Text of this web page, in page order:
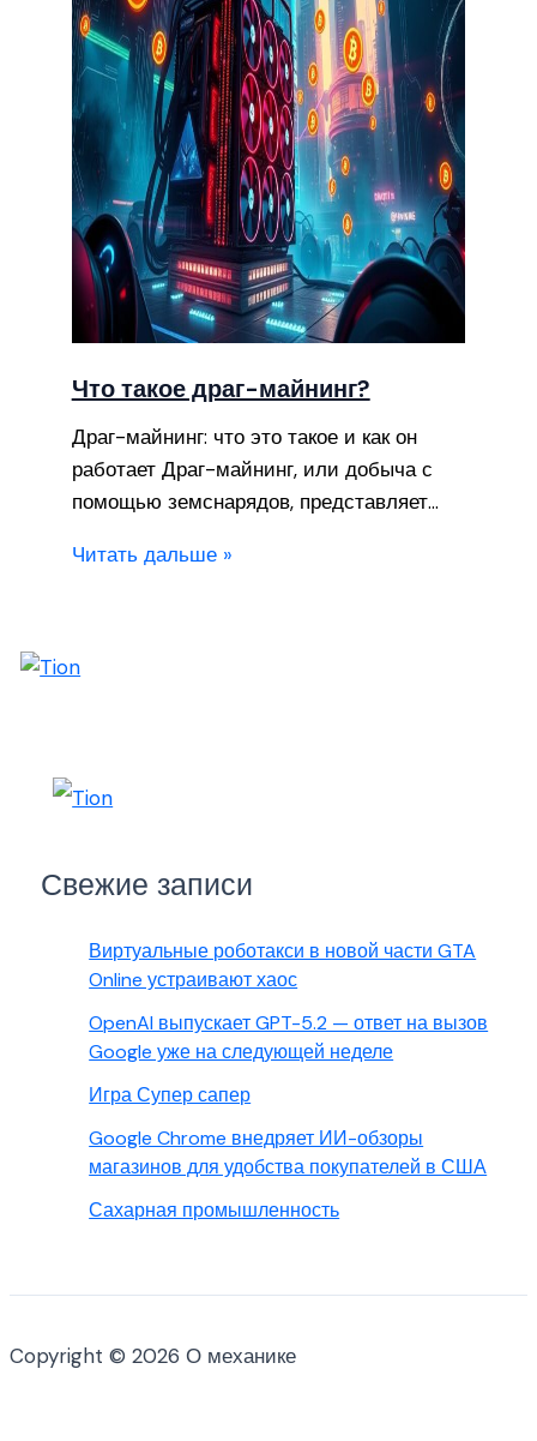
Что такое драг-майнинг?
Драг-майнинг: что это такое и как он
работает Драг-майнинг, или добыча с
помощью земснарядов, представляет…
Читать дальше »
Свежие записи
Виртуальные роботакси в новой части GTA
Online устраивают хаос
OpenAI выпускает GPT-5.2 — ответ на вызов
Google уже на следующей неделе
Игра Супер сапер
Google Chrome внедряет ИИ-обзоры
магазинов для удобства покупателей в США
Сахарная промышленность
Copyright © 2026 О механике